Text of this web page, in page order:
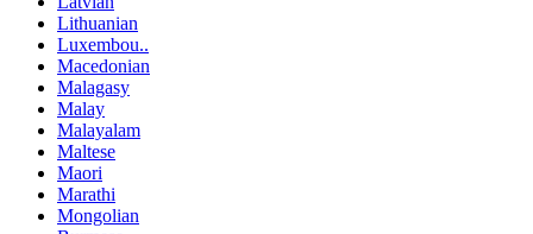
Lithuanian
Luxembou..
Macedonian
Malagasy
Malay
Malayalam
Maltese
Maori
Marathi
Mongolian